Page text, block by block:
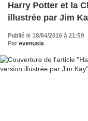
Harry Potter et la
illustrée par Jim
Publié le 18/04/2016 à 21:59
Par evenusia